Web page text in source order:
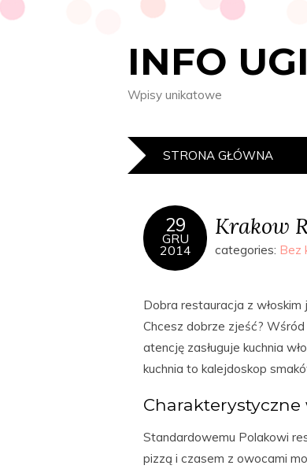
INFO
Wpisy unikatowe
STRONA GŁÓWNA
29
GRU
2014
Krakow
categories: Bez
Dobra restauracja z włoskim
Chcesz dobrze zjeść?
atencję zasługuje kuchnia
kuchnia to kalejdoskop
Standardowemu Polakowi
pizzą i czasem z owocami